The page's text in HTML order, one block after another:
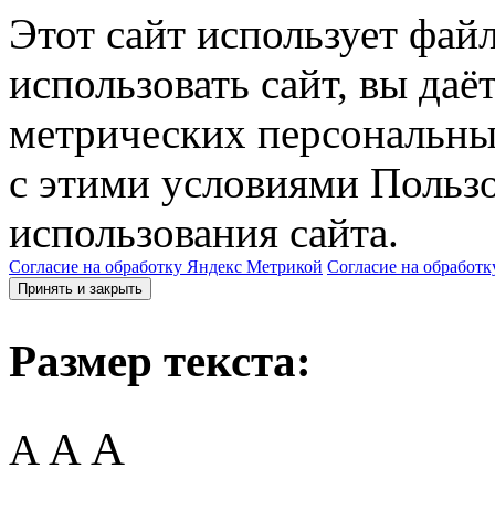
Этот сайт использует
использовать сайт, вы
метрических
с этими условиями
использования сайта.
Согласие на обработку Яндекс Метрикой Согласие на
Принять и закрыть
Размер текста:
A AA